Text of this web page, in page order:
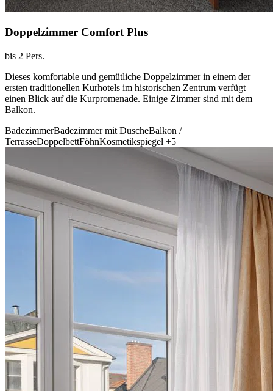
Doppelzimmer Comfort Plus
bis 2 Pers.
Dieses komfortable und gemütliche Doppelzimmer in einem der
ersten traditionellen Kurhotels im historischen Zentrum verfügt
einen Blick auf die Kurpromenade. Einige Zimmer sind mit dem
Balkon.
BadezimmerBadezimmer mit DuscheBalkon /
TerrasseDoppelbettFöhnKosmetikspiegel +5